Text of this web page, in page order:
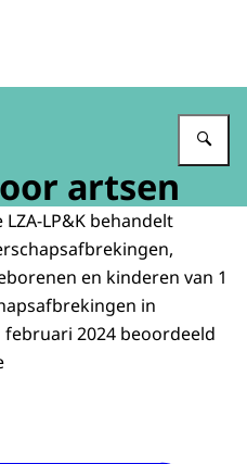
LP&K - Late
artsen
LP&K behandelt
en kinderen van 1
in
2024 beoordeeld